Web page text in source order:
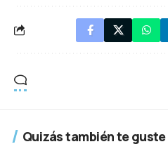
Quizás también te guste